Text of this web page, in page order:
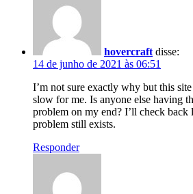
hovercraft disse:
14 de junho de 2021 às 06:51
I’m not sure exactly why but this
slow for me. Is anyone else having
problem on my end? I’ll check back
problem still exists.
Responder